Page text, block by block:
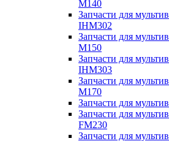
M140
Запчасти для
IHM302
Запчасти для
M150
Запчасти для
IHM303
Запчасти для
M170
Запчасти для
Запчасти для
FM230
Запчасти для